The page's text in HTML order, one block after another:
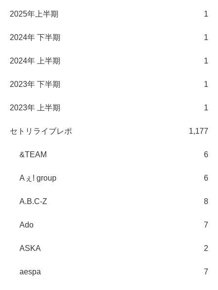
2025年上半期 1
2024年 下半期 1
2024年 上半期 1
2023年 下半期 1
2023年 上半期 1
セトリライブレポ 1,177
&TEAM 6
Aぇ! group 6
A.B.C-Z 8
Ado 7
ASKA 2
aespa 7